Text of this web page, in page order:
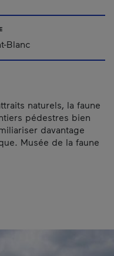
Blanc
naturels, la faune
pédestres bien
davantage
Musée de la faune